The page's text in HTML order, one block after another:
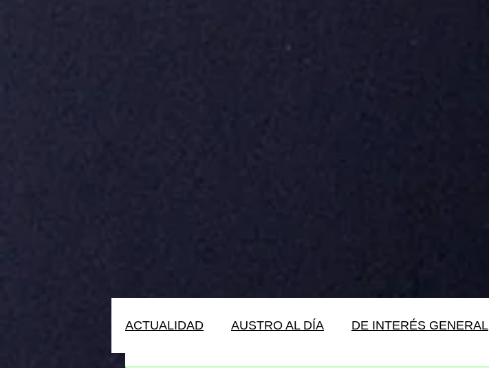
ACTUALIDAD AUSTRO AL DÍA DE INTERÉS GENERAL